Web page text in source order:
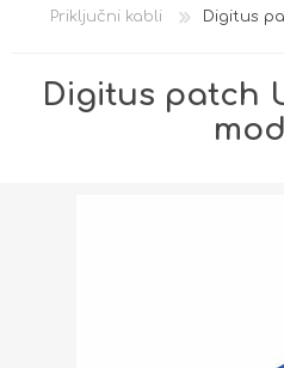
Priključni kabli
Digitus
Digitus patch